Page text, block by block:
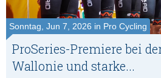
Sonntag, Jun 7, 2026 in Pro Cycling
ProSeries-Premiere bei
Wallonie und starke...